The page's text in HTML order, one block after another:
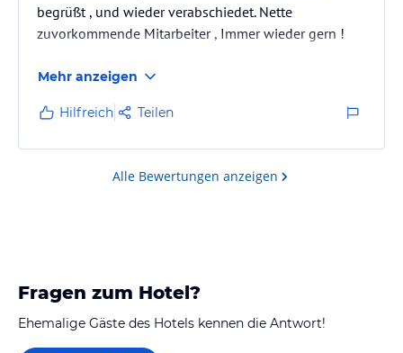
begrüßt , und wieder verabschiedet. Nette
zuvorkommende Mitarbeiter , Immer wieder gern !
Mehr anzeigen
Hilfreich Teilen
Alle Bewertungen anzeigen
Fragen zum Hotel?
Ehemalige Gäste des Hotels kennen die Antwort!